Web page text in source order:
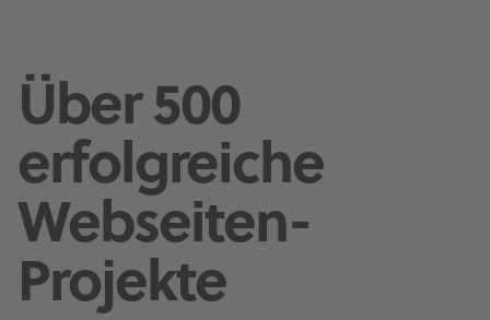
Über 500
erfolgreiche
Webseiten-
Projekte